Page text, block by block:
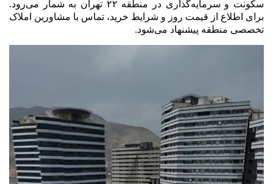
سکونت و سرمایه‌گذاری در منطقه ۲۲ تهران به شمار می‌رود.
برای اطلاع از قیمت روز و شرایط خرید، تماس با مشاورین املاک
تخصصی منطقه پیشنهاد می‌شود.